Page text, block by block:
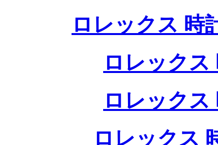
ロレックス 時
ロレックス
ロレックス
ロレックス